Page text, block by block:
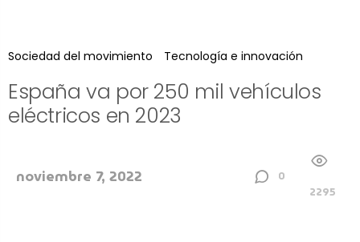
Sociedad del movimiento Tecnología e innovación
España va por 250 mil vehículos
eléctricos en 2023
noviembre 7, 2022
0
2295